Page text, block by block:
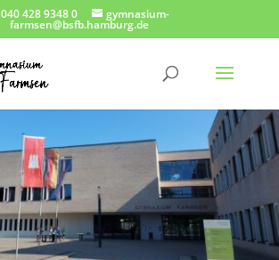
040 428 9348 0 gymnasium-
farmsen@bsfb.hamburg.de